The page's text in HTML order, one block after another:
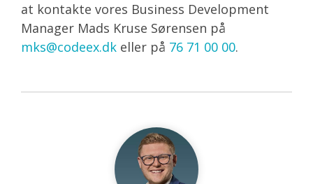
at kontakte vores Business Development
Manager Mads Kruse Sørensen på
mks@codeex.dk eller på 76 71 00 00.